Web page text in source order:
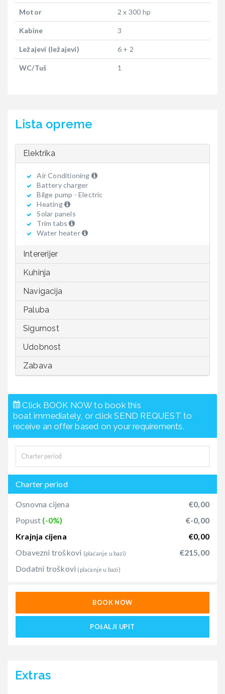
Motor 2 x 300 hp
Kabine 3
Ležajevi (ležajevi) 6 + 2
WC/Tuš 1
Lista opreme
Elektrika
Air Conditioning
Battery charger
Bilge pump - Electric
Heating
Solar panels
Trim tabs
Water heater
Intererijer
Kuhinja
Navigacija
Paluba
Sigurnost
Udobnost
Zabava
Click BOOK NOW to book this
boat immediately, or click SEND REQUEST to
receive an offer based on your requirements.
Charter period
Osnovna cijena
€0,00
Popust (-0%)
€-0,00
Krajnja cijena
€0,00
Obavezni troškovi (plaćanje u bazi)
€215,00
Dodatni troškovi (plaćanje u bazi)
BOOK NOW
POšALJI UPIT
Extras